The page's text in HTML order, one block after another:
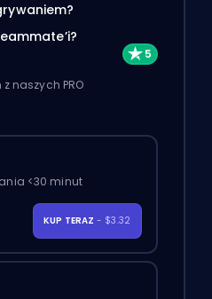
naszych PRO
<30 minut
KUP TERAZ - $3.32